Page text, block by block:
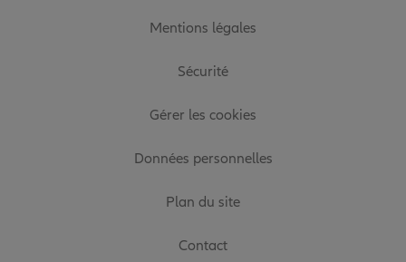
Mentions légales
Sécurité
Gérer les cookies
Données personnelles
Plan du site
Contact